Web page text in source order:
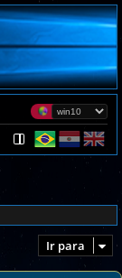
Ir para